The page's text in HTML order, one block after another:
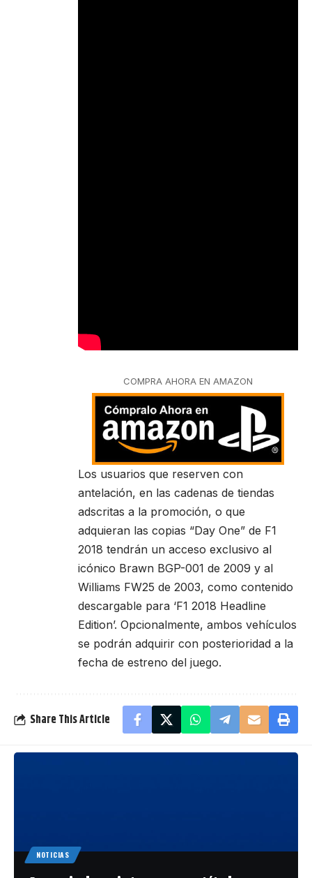
COMPRA AHORA EN AMAZON
Los usuarios que reserven con
antelación, en las cadenas de tiendas
adscritas a la promoción, o que
adquieran las copias “Day One” de F1
2018 tendrán un acceso exclusivo al
icónico Brawn BGP-001 de 2009 y al
Williams FW25 de 2003, como contenido
descargable para ‘F1 2018 Headline
Edition’. Opcionalmente, ambos vehículos
se podrán adquirir con posterioridad a la
fecha de estreno del juego.
Share This Article
NOTICIAS